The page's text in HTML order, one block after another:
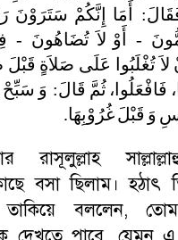
: أَمَا إِنَّكُمْ سَتَرَوْنَ
- أَوْ لاَ تُضَاهُونَ -
لاَ تُغْلَبُوا عَلَى صَلاَةٍ قَبْلَ
فَافْعَلُوا، ثُمَّ قَالَ: وَ سَبِّحْ
وَ قَبْلَغُرُوْبِهَا.
বসা ছিলাম। হঠাৎ
বললেন,